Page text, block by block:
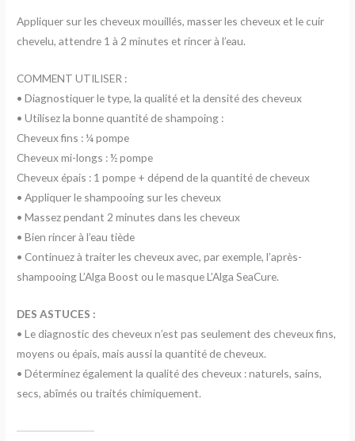
Appliquer sur les cheveux mouillés, masser les cheveux et le cuir
chevelu, attendre 1 à 2 minutes et rincer à l’eau.
COMMENT UTILISER :
• Diagnostiquer le type, la qualité et la densité des cheveux
• Utilisez la bonne quantité de shampoing :
Cheveux fins : ¼ pompe
Cheveux mi-longs : ½ pompe
Cheveux épais : 1 pompe + dépend de la quantité de cheveux
• Appliquer le shampooing sur les cheveux
• Massez pendant 2 minutes dans les cheveux
• Bien rincer à l’eau tiède
• Continuez à traiter les cheveux avec, par exemple, l’après-
shampooing L’Alga Boost ou le masque L’Alga SeaCure.
DES ASTUCES :
• Le diagnostic des cheveux n’est pas seulement des cheveux fins,
moyens ou épais, mais aussi la quantité de cheveux.
• Déterminez également la qualité des cheveux : naturels, sains,
secs, abîmés ou traités chimiquement.